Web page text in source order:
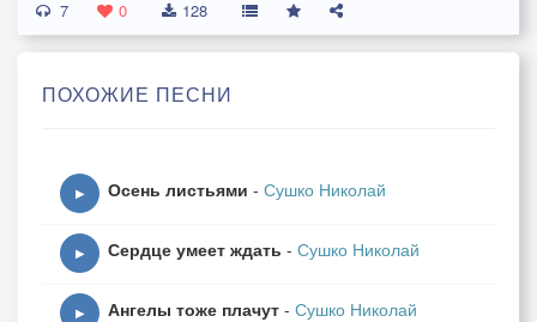
7 0 128
ПОХОЖИЕ ПЕСНИ
▶ Осень листьями - Сушко Николай
▶ Сердце умеет ждать - Сушко Николай
▶ Ангелы тоже плачут - Сушко Николай